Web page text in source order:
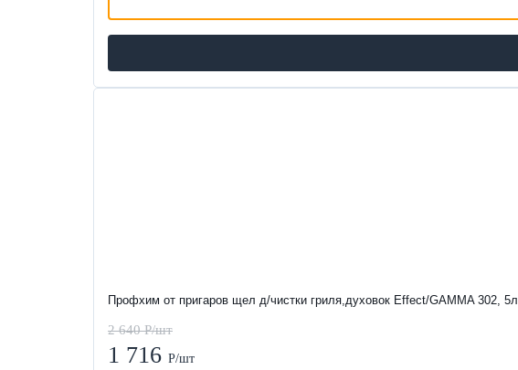
Профхим от пригаров щел д/чистки гриля,духовок Effect/GAMMA 302, 5л
2 640 Р/шт
1 716 Р/шт